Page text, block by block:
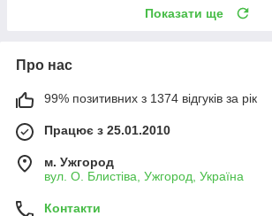
Показати ще
Про нас
99% позитивних з 1374 відгуків за рік
Працює з 25.01.2010
м. Ужгород
вул. О. Блистіва, Ужгород, Україна
Контакти